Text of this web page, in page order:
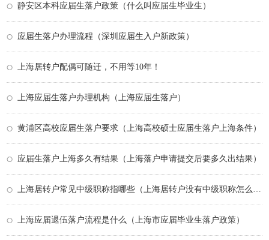
静安区本科应届生落户政策（什么叫应届生毕业生）
应届生落户办理流程（深圳应届生入户新政策）
上海居转户配偶可随迁，不用等10年！
上海应届生落户办理机构（上海应届生落户）
黄浦区高校应届生落户要求（上海高校硕士应届生落户上海条件）
应届生落户上海多久有结果（上海落户申请提交后要多久出结果）
上海应届退伍落户流程是什么（上海市应届毕业生落户政策）